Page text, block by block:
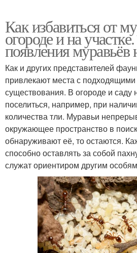
Муравьи в корнях
Как избавиться от
огороде и на
появления муравьёв
Как и других представителей
привлекают места с
существования. В огороде и саду
поселиться, например, при
количества тли. Муравьи
окружающее пространство в
обнаруживают её, то остаются.
способно оставлять за собой
служат ориентиром другим